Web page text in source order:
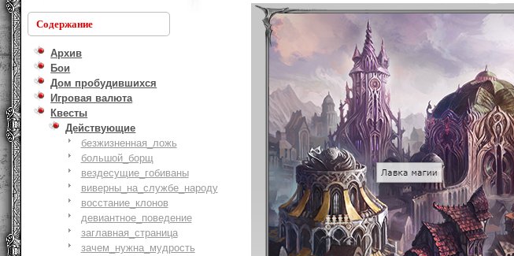
Содержание
Архив
Бои
Дом пробудившихся
Игровая валюта
Квесты
Действующие
безжизненная_ложь
большой_борщ
вездесущие_гобиваны
виверны_на_службе_народу
восстание_клонов
девиантное_поведение
заглавная_страница
зачем_нужна_мудрость